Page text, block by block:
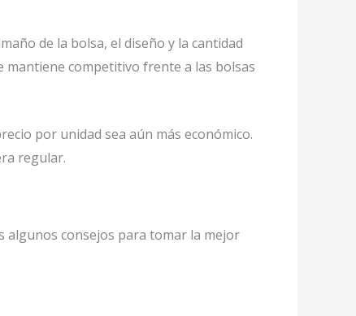
de la bolsa, el diseño y la cantidad
mantiene competitivo frente a las bolsas
por unidad sea aún más económico.
regular.
algunos consejos para tomar la mejor